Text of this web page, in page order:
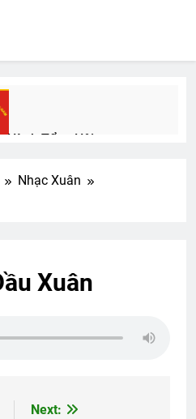
Hành Tổng Hội
về Trường VBQG và các sĩ
Nhạc Xuân
Xuân
Next: